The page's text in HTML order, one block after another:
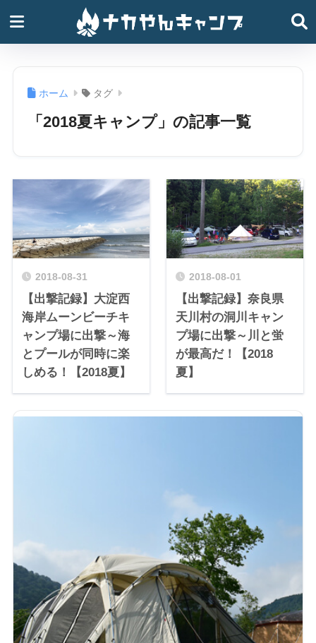
ホーム タグ
「2018夏キャンプ」の記事一覧
2018-08-31
【出撃記録】大淀西
海岸ムーンビーチキ
ャンプ場に出撃～海
とプールが同時に楽
しめる！【2018夏】
2018-08-01
【出撃記録】奈良県
天川村の洞川キャン
プ場に出撃～川と蛍
が最高だ！【2018
夏】